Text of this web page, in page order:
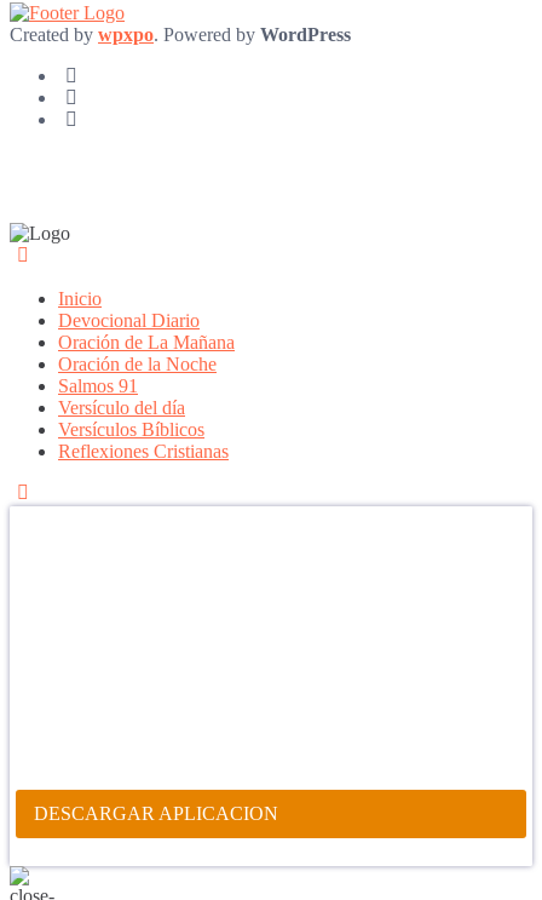
Created by wpxpo. Powered by WordPress
Inicio
Devocional Diario
Oración de La Mañana
Oración de la Noche
Salmos 91
Versículo del día
Versículos Bíblicos
Reflexiones Cristianas
DESCARGAR APLICACION